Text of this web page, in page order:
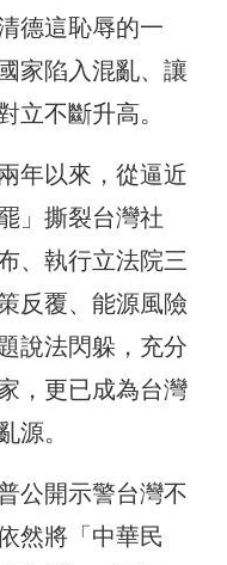
德這恥辱的一
家陷入混亂、讓
立不斷升高。
年以來，從逼近
」撕裂台灣社
、執行立法院三
反覆、能源風險
說法閃躲，充分
，更已成為台灣
源。
公開示警台灣不
然將「中華民